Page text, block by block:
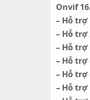
Onvif
– Hỗ
– Hỗ trợ
– Hỗ
– Hỗ
– Hỗ
– Hỗ trợ